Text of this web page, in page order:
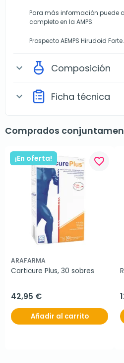
Para más información puede
completo en la AMPS.
Prospecto AEMPS Hirudoid Forte.
expand_more Composición
expand_more Ficha técnica
Comprados
¡En oferta! favorite_border
ARAFARMA
Carticure Plus, 30 sobres
42,95 €
Añadir al carrito